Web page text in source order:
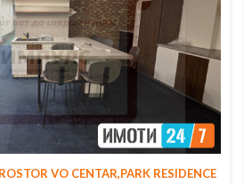
VO CENTAR,PARK RESIDENCE